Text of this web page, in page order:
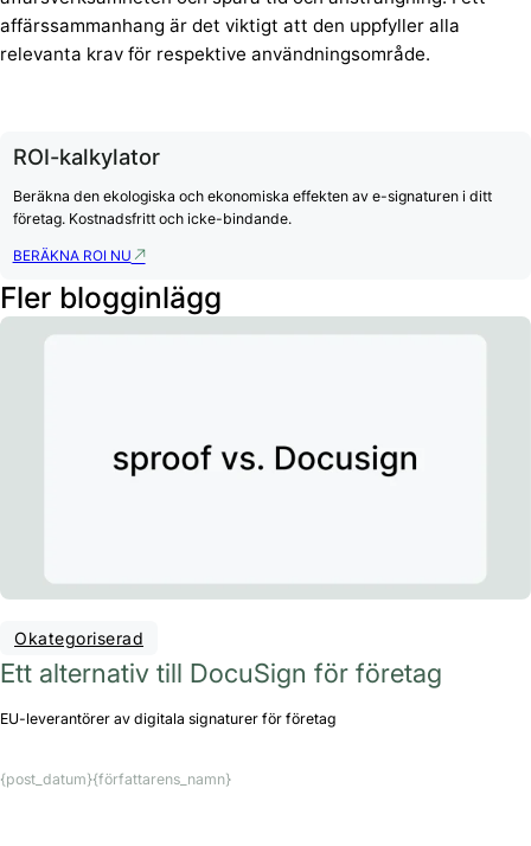
affärssammanhang är det viktigt att den uppfyller alla
relevanta krav för respektive användningsområde.
ROI-kalkylator
Beräkna den ekologiska och ekonomiska effekten av e-signaturen i ditt
företag. Kostnadsfritt och icke-bindande.
BERÄKNA ROI NU
Fler blogginlägg
Okategoriserad
Ett alternativ till DocuSign för företag
EU-leverantörer av digitala signaturer för företag
{post_datum}{författarens_namn}